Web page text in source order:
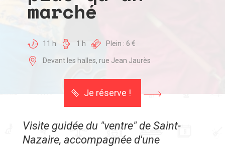
marché
11 h 1 h Plein : 6 €
Devant les halles, rue Jean Jaurès
Je réserve !
Visite guidée du "ventre" de Saint-
Nazaire, accompagnée d'une